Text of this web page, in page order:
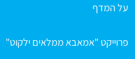
על המדף
פרוייקט "אמאבא ממלאים ילקוט"